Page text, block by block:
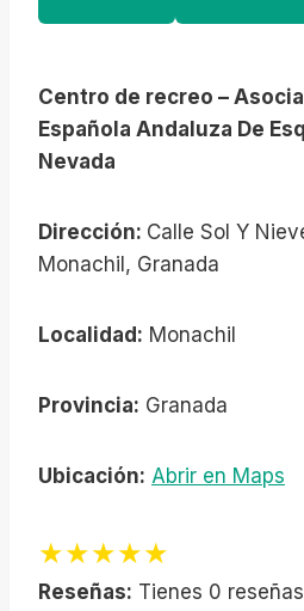
Centro de recreo –
Española Andaluza De
Nevada
Dirección: Calle Sol Y
Monachil, Granada
Localidad: Monachil
Provincia: Granada
Ubicación: Abrir en Maps
★★★★★
Reseñas: Tienes 0